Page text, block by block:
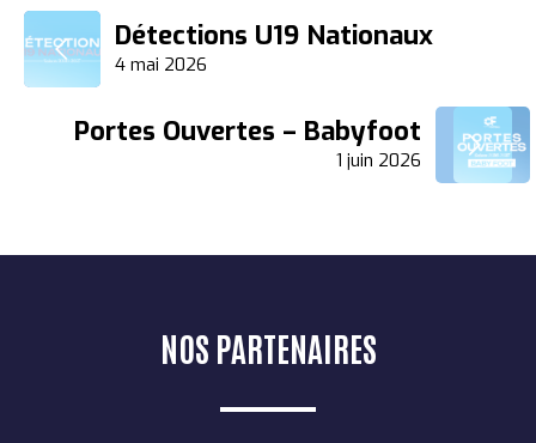
NAVIGATION
DE
Détections U19 Nationaux
4 mai 2026
Portes Ouvertes – Babyfoot
1 juin 2026
NOS PARTENAIRES